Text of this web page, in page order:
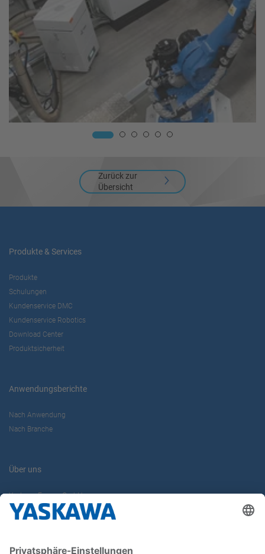
Zurück zur
Übersicht
Produkte & Services
Produkte
Schulungen
Kundenservice DMC
Kundenservice Robotics
Download Center
Produktsicherheit
Anwendungsberichte
Nach Anwendung
Nach Branche
Über uns
Yaskawa Europe GmbH
Karriere